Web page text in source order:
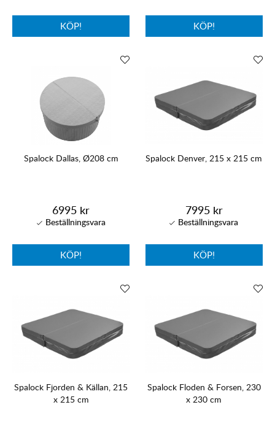
KÖP! KÖP!
Spalock Dallas, Ø208 cm
6995 kr
KÖP!
Spalock Denver, 215 x 215 cm
7995 kr
KÖP!
Spalock Fjorden & Källan, 215
x 215 cm
Spalock Floden & Forsen, 230
x 230 cm